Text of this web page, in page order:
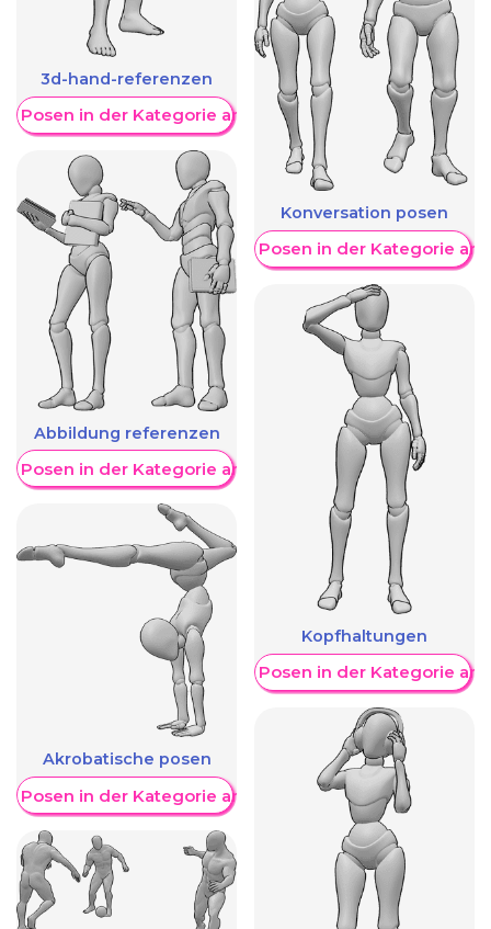
3d-hand-referenzen
Posen in der Kategorie anzeigen
Abbildung referenzen
Posen in der Kategorie anzeigen
Akrobatische posen
Posen in der Kategorie anzeigen
Konversation posen
Weitere Posen in der Kategorie
Kopfhaltungen
Weitere Posen in der Kategorie